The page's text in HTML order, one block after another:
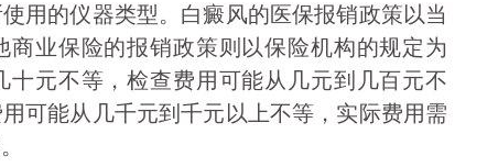
用的仪器类型。白癜风的医保报销政策以当
业保险的报销政策则以保险机构的规定为
元不等，检查费用可能从几元到几百元不
可能从几千元到千元以上不等，实际费用需